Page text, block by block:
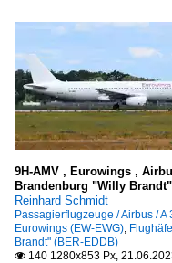
9H-AMV , Eurowings ,
Brandenburg "Willy
Reinhard Schmidt
Passagierflugzeuge / Airbus / A
Eurowings (EW-EWG),
Brandt" (BER-EDDB)
 140 1280x853 Px,